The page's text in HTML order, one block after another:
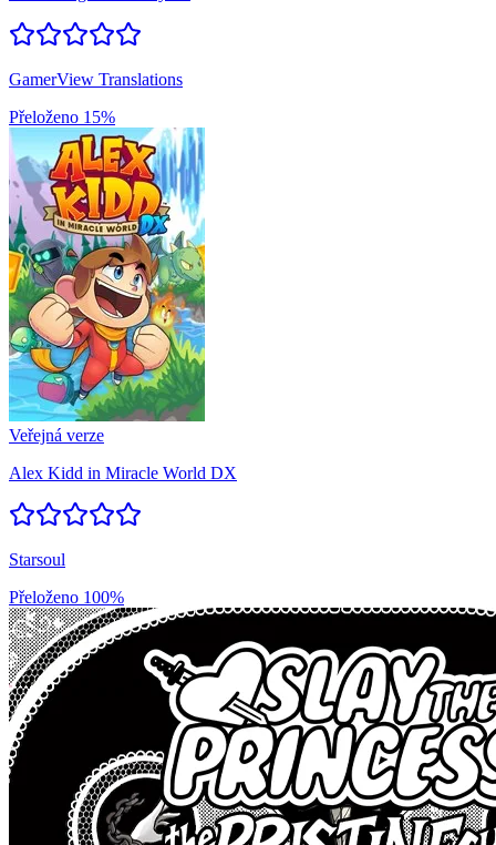
GamerView Translations
Přeloženo 15%
Veřejná verze
Alex Kidd in Miracle World DX
Starsoul
Přeloženo 100%